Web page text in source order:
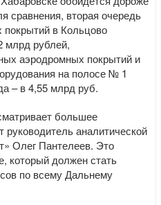
сравнения, вторая очередь
покрытий в Кольцово
млрд рублей,
аэродромных покрытий и
на полосе № 1
– в 4,55 млрд руб.
большее
руководитель аналитической
Олег Пантелеев. Это
который должен стать
по всему Дальнему